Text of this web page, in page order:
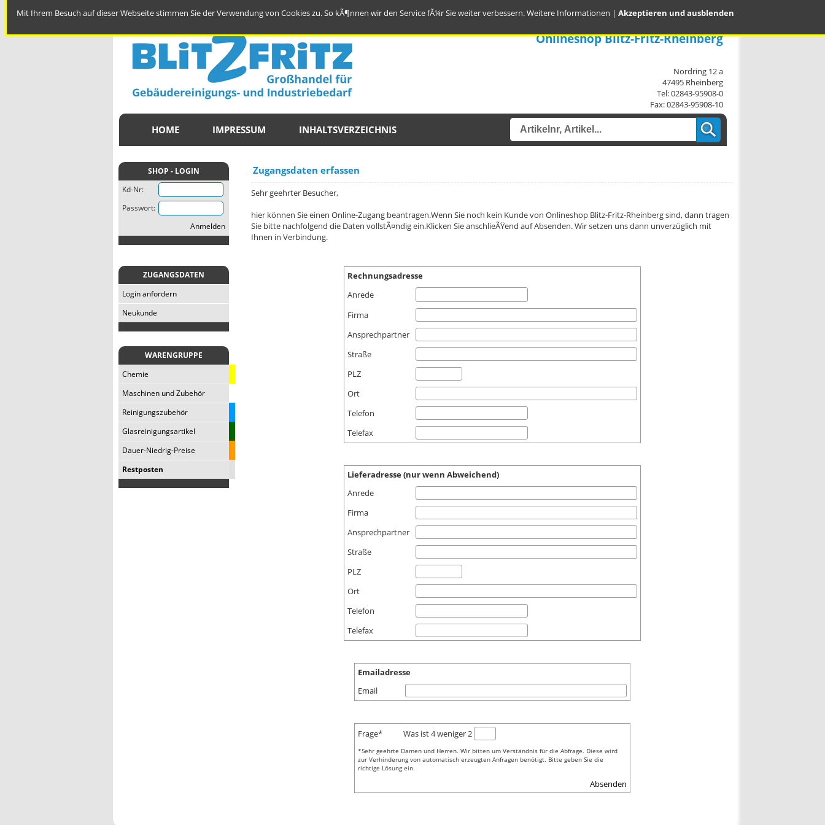
Mit Ihrem Besuch auf dieser Webseite stimmen Sie der Verwendung von Cookies zu. So kÃ¶nnen wir den Service fÃ¼r Sie weiter verbessern.Weitere Informationen | Akzeptieren und ausblenden
Onlineshop Blitz-Fritz-Rheinberg
Nordring 12 a
47495 Rheinberg
Tel: 02843-95908-0
Fax: 02843-95908-10
HOME IMPRESSUM INHALTSVERZEICHNIS
SHOP - LOGIN
Kd-Nr:
Passwort:
Anmelden
ZUGANGSDATEN
Login anfordern
Neukunde
WARENGRUPPE
Chemie
Maschinen und Zubehör
Reinigungszubehör
Glasreinigungsartikel
Dauer-Niedrig-Preise
Restposten
Zugangsdaten erfassen
Sehr geehrter Besucher,
hier können Sie einen Online-Zugang beantragen.Wenn Sie noch kein Kunde von Onlineshop Blitz-Fritz-Rheinberg sind, dann tragen
Sie bitte nachfolgend die Daten vollstÃ¤ndig ein.Klicken Sie anschlieÃŸend auf Absenden. Wir setzen uns dann unverzüglich mit
Ihnen in Verbindung.
Rechnungsadresse
Anrede
Firma
Ansprechpartner
Straße
PLZ
Ort
Telefon
Telefax
Lieferadresse (nur wenn Abweichend)
Anrede
Firma
Ansprechpartner
Straße
PLZ
Ort
Telefon
Telefax
Emailadresse
Email
Frage* Was ist 4 weniger 2
*Sehr geehrte Damen und Herren. Wir bitten um Verständnis für die Abfrage. Diese wird
zur Verhinderung von automatisch erzeugten Anfragen benötigt. Bitte geben Sie die
richtige Lösung ein.
Absenden